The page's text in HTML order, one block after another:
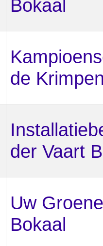
Bokaal
de
der Vaart
Uw
Bokaal